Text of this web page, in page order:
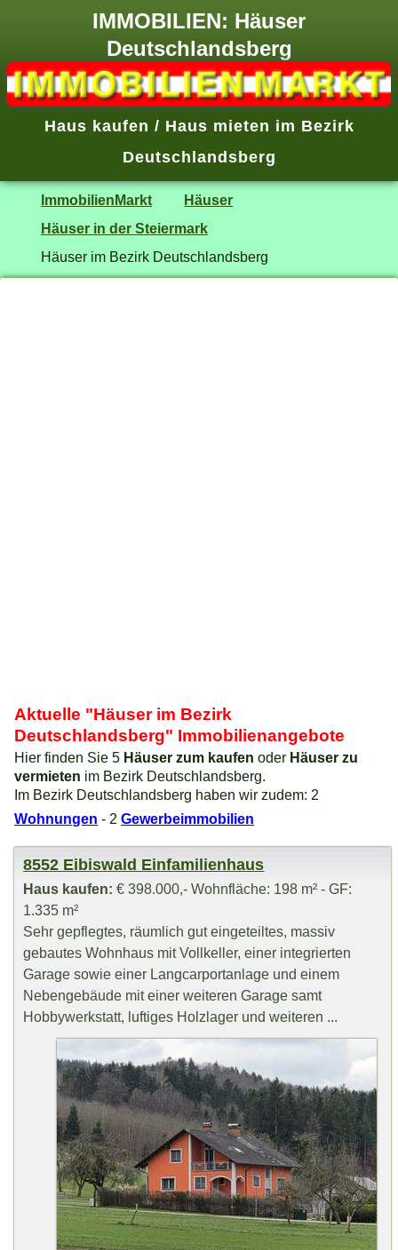
IMMOBILIEN: Häuser
Deutschlandsberg
Haus kaufen / Haus mieten im Bezirk
Deutschlandsberg
ImmobilienMarkt
Häuser
Häuser in der Steiermark
Häuser im Bezirk Deutschlandsberg
Aktuelle "Häuser im Bezirk
Deutschlandsberg" Immobilienangebote
Hier finden Sie 5 Häuser zum kaufen oder Häuser zu
vermieten im Bezirk Deutschlandsberg.
Im Bezirk Deutschlandsberg haben wir zudem: 2
Wohnungen - 2Gewerbeimmobilien
8552 Eibiswald Einfamilienhaus
Haus kaufen: € 398.000,- Wohnfläche: 198 m² - GF:
1.335 m²
Sehr gepflegtes, räumlich gut eingeteiltes, massiv
gebautes Wohnhaus mit Vollkeller, einer integrierten
Garage sowie einer Langcarportanlage und einem
Nebengebäude mit einer weiteren Garage samt
Hobbywerkstatt, luftiges Holzlager und weiteren ...